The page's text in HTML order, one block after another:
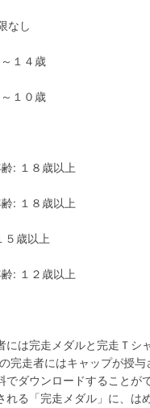
なし
１４歳
１０歳
: １８歳以上
: １８歳以上
歳以上
: １２歳以上
は完走メダルと完走Ｔシ
完走者にはキャップが授与
ダウンロードすることが
る「完走メダル」に、は